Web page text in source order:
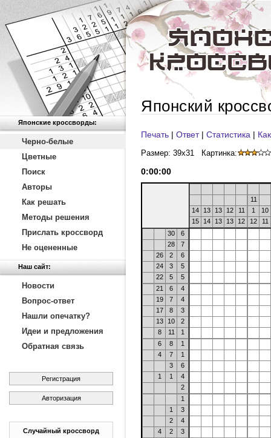
Японские кроссворды:
Черно-белые
Цветные
Поиск
Авторы
Как решать
Методы решения
Прислать кроссворд
Не оцененные
Наш сайт:
Новости
Вопрос-ответ
Нашли опечатку?
Идеи и предложения
Обратная связь
Регистрация
Авторизация
Случайный кроссворд
Японский
Печать | Ответ| Статистика |
Размер: 39x31 Картинка:
0:00:00
11
14
13 13 12 11 1
10
15
14 13 13 12 12
11
30
6
28
7
26
2
6
24
3
5
22
5
5
21
6
4
19
7
4
17
8
3
13
10
2
8
11
1
6
8
1
4
7
1
3
6
1
1
4
2
1
1
3
2
4
4
2
3